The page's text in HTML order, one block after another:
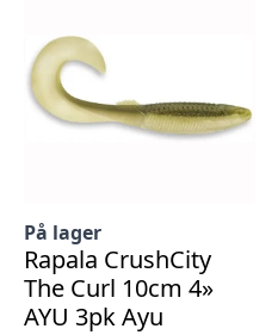
På lager
Rapala CrushCity
The Curl 10cm 4»
AYU 3pk Ayu